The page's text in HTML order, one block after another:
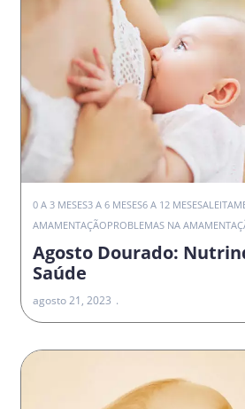
0 A 3 MESES3 A 6 MESES6 A 12 MESES
AMAMENTAÇÃOPROBLEMAS NA
Agosto Dourado:
Saúde
agosto 21, 2023